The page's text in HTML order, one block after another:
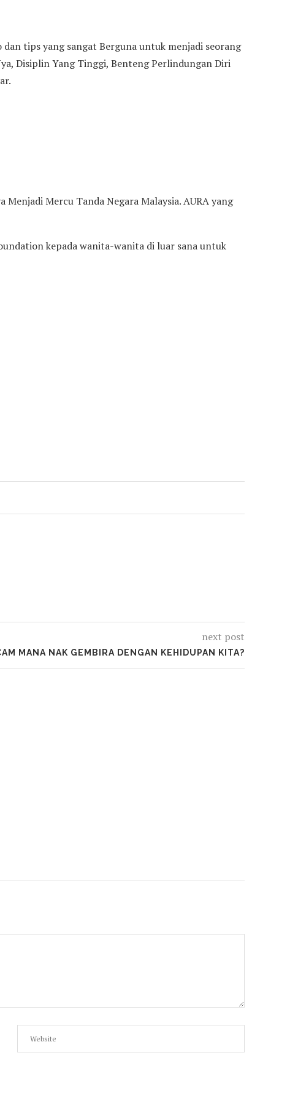
dan tips yang sangat Berguna untuk menjadi seorang
Disiplin Yang Tinggi, Benteng Perlindungan Diri
Menjadi Mercu Tanda Negara Malaysia. AURA yang
kepada wanita-wanita di luar sana untuk
next post
MANA NAK GEMBIRA DENGAN KEHIDUPAN KITA?